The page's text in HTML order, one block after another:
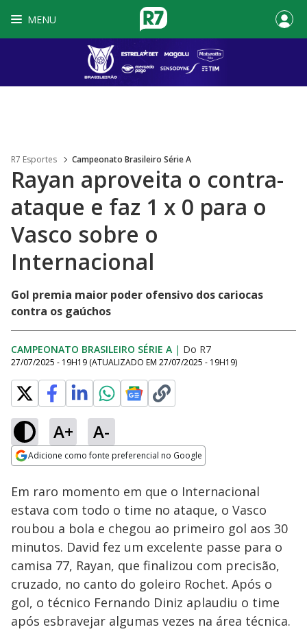
MENU
R7 Esportes Campeonato Brasileiro Série A
Rayan aproveita o contra-
ataque e faz 1 x 0 para o
Vasco sobre o
Internacional
Gol premia maior poder ofensivo dos cariocas
contra os gaúchos
CAMPEONATO BRASILEIRO SÉRIE A | Do R7
27/07/2025 - 19H19 (ATUALIZADO EM 27/07/2025 - 19H19)
A+ A-
Adicione como fonte preferencial no Google
duelo entre Coritiba e
Chapecoense pelo
Brasileirão neste
sábado (8)
Ativar
Loaded
72.75%
Em raro momento em que o Internacional
estava com todo o time no ataque, o Vasco
roubou a bola e chegou ao primeiro gol aos 30
minutos. David fez um excelente passe para o
camisa 77, Rayan, que finalizou com precisão,
cruzado, no canto do goleiro Rochet. Após o
gol, o técnico Fernando Diniz aplaudiu o time
após esbravejar algumas vezes na área técnica.